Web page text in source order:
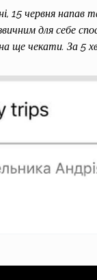
15 червня
для себе
ще чекати. За